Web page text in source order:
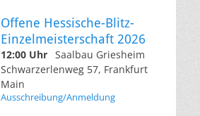
Offene Hessische-Blitz-
Einzelmeisterschaft 2026
12:00 Uhr Saalbau Griesheim
Schwarzerlenweg 57, Frankfurt
Main
Ausschreibung/Anmeldung